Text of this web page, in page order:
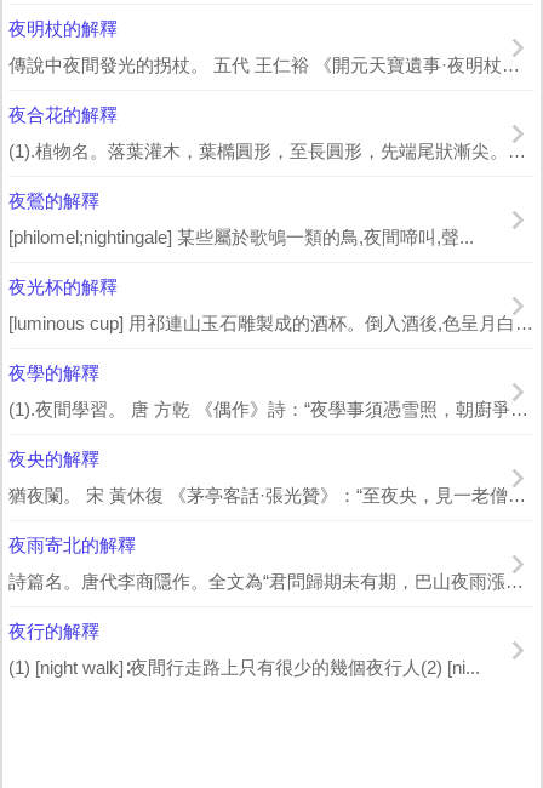
夜明杖的解釋
傳說中夜間發光的拐杖。 五代 王仁裕 《開元天寶遺事·夜明杖》：“隱士 郭休...
夜合花的解釋
(1).植物名。落葉灌木，葉橢圓形，至長圓形，先端尾狀漸尖。花頂生，色白，極香。...
夜鶯的解釋
[philomel;nightingale] 某些屬於歌鴝一類的鳥,夜間啼叫,聲...
夜光杯的解釋
[luminous cup] 用祁連山玉石雕製成的酒杯。倒入酒後,色呈月白,反光...
夜學的解釋
(1).夜間學習。 唐 方乾 《偶作》詩：“夜學事須憑雪照，朝廚爭奈絶煙何。”...
夜央的解釋
猶夜闌。 宋 黃休復 《茅亭客話·張光贊》：“至夜央，見一老僧曰：‘汝生平粧...
夜雨寄北的解釋
詩篇名。唐代李商隱作。全文為“君問歸期未有期，巴山夜雨漲秋池。何當共剪西窗燭，卻...
夜行的解釋
(1) [night walk]∶夜間行走路上只有很少的幾個夜行人(2) [ni...